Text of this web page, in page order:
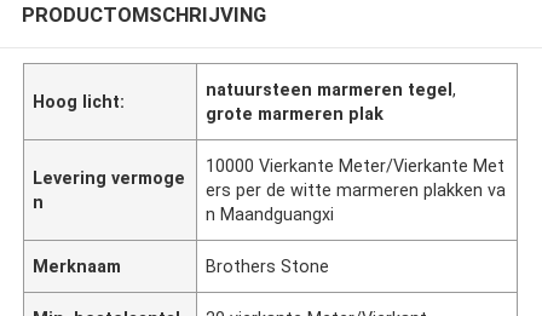
PRODUCTOMSCHRIJVING
Hoog licht:
natuursteen marmeren tegel,
grote marmeren plak
Levering vermoge
n
10000 Vierkante Meter/Vierkante Met
ers per de witte marmeren plakken va
n Maandguangxi
Merknaam Brothers Stone